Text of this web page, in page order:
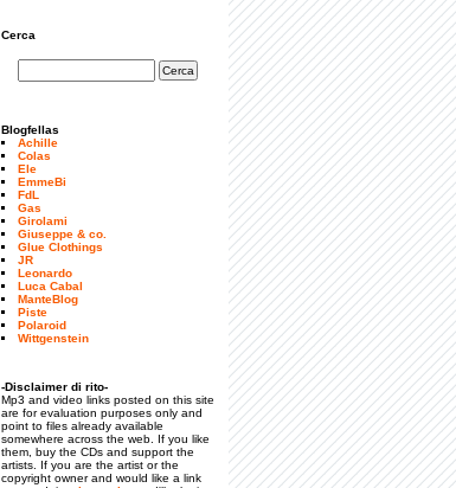
Cerca
Blogfellas
Achille
Colas
Ele
EmmeBi
FdL
Gas
Girolami
Giuseppe & co.
Glue Clothings
JR
Leonardo
Luca Cabal
ManteBlog
Piste
Polaroid
Wittgenstein
-Disclaimer di rito-
Mp3 and video links posted on this site
are for evaluation purposes only and
point to files already available
somewhere across the web. If you like
them, buy the CDs and support the
artists. If you are the artist or the
copyright owner and would like a link